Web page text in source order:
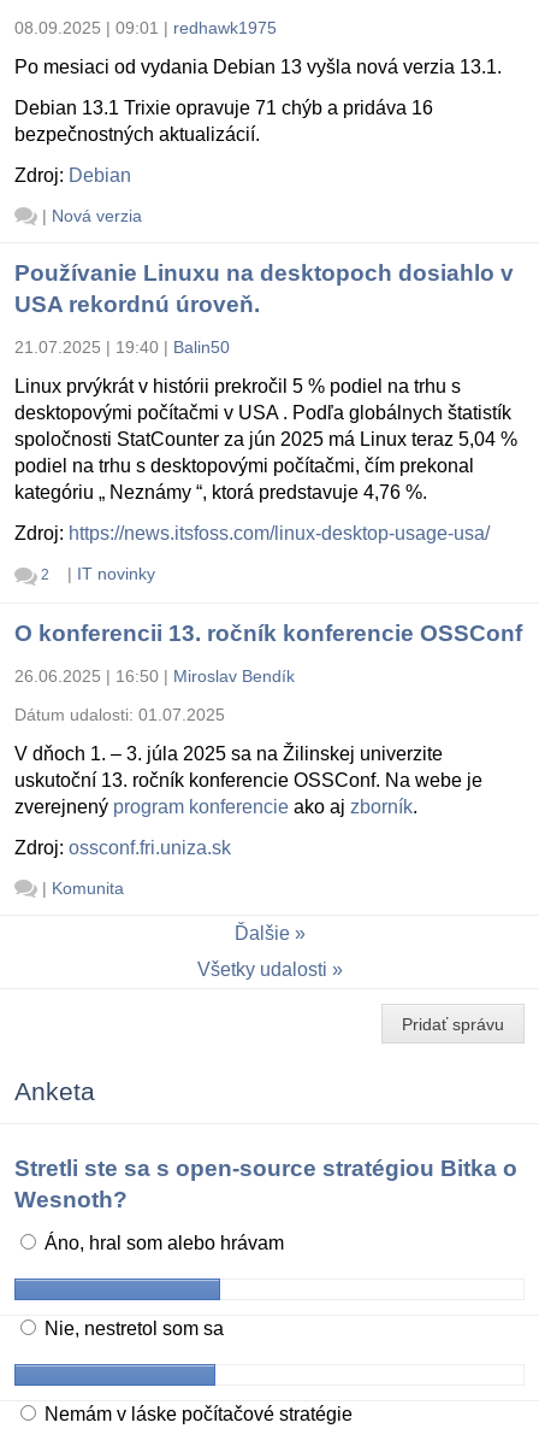
08.09.2025 | 09:01 | redhawk1975
Po mesiaci od vydania Debian 13 vyšla nová verzia 13.1.
Debian 13.1 Trixie opravuje 71 chýb a pridáva 16
bezpečnostných aktualizácií.
Zdroj: Debian
| Nová verzia
Používanie Linuxu na desktopoch dosiahlo v
USA rekordnú úroveň.
21.07.2025 | 19:40 | Balin50
Linux prvýkrát v histórii prekročil 5 % podiel na trhu s
desktopovými počítačmi v USA . Podľa globálnych štatistík
spoločnosti StatCounter za jún 2025 má Linux teraz 5,04 %
podiel na trhu s desktopovými počítačmi, čím prekonal
kategóriu „ Neznámy “, ktorá predstavuje 4,76 %.
Zdroj: https://news.itsfoss.com/linux-desktop-usage-usa/
2 | IT novinky
O konferencii 13. ročník konferencie OSSConf
26.06.2025 | 16:50 | Miroslav Bendík
Dátum udalosti: 01.07.2025
V dňoch 1. – 3. júla 2025 sa na Žilinskej univerzite
uskutoční 13. ročník konferencie OSSConf. Na webe je
zverejnený program konferencie ako aj zborník.
Zdroj: ossconf.fri.uniza.sk
| Komunita
Ďalšie
Všetky udalosti
Pridať správu
Anketa
Stretli ste sa s open-source stratégiou Bitka o
Wesnoth?
Áno, hral som alebo hrávam
Nie, nestretol som sa
Nemám v láske počítačové stratégie